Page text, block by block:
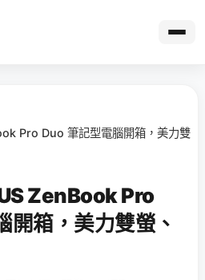
Pro Duo 筆記型電腦開箱，美力雙
ZenBook Pro
開箱，美力雙螢、